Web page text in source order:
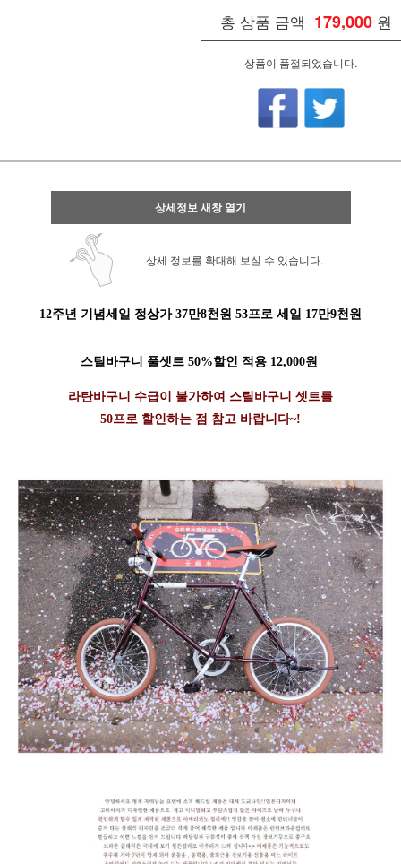
총 상품 금액 179,000 원
상품이 품절되었습니다.
상세정보 새창 열기
상세 정보를 확대해 보실 수 있습니다.
12주년 기념세일 정상가 37만8천원 53프로 세일 17만9천원
스틸바구니 풀셋트 50%할인 적용 12,000원
라탄바구니 수급이 불가하여 스틸바구니 셋트를
50프로 할인하는 점 참고 바랍니다~!